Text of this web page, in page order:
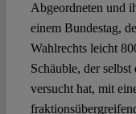
Abgeordneten und
einem Bundestag,
Wahlrechts leicht
Schäuble, der
versucht hat, mit